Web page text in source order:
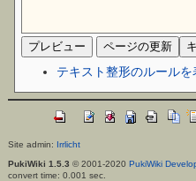
テキスト整形のルールを
Site admin: Irrlicht
PukiWiki 1.5.3 © 2001-2020 PukiWiki
convert time: 0.001 sec.